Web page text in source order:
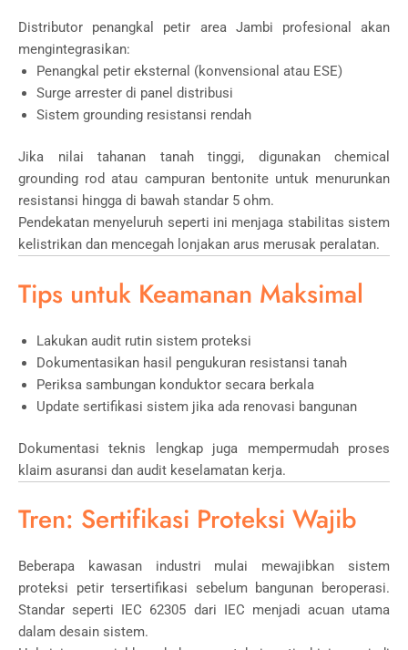
Distributor penangkal petir area Jambi profesional akan
mengintegrasikan:
Penangkal petir eksternal (konvensional atau ESE)
Surge arrester di panel distribusi
Sistem grounding resistansi rendah
Jika nilai tahanan tanah tinggi, digunakan chemical
grounding rod atau campuran bentonite untuk menurunkan
resistansi hingga di bawah standar 5 ohm.
Pendekatan menyeluruh seperti ini menjaga stabilitas sistem
kelistrikan dan mencegah lonjakan arus merusak peralatan.
Tips untuk Keamanan Maksimal
Lakukan audit rutin sistem proteksi
Dokumentasikan hasil pengukuran resistansi tanah
Periksa sambungan konduktor secara berkala
Update sertifikasi sistem jika ada renovasi bangunan
Dokumentasi teknis lengkap juga mempermudah proses
klaim asuransi dan audit keselamatan kerja.
Tren: Sertifikasi Proteksi Wajib
Beberapa kawasan industri mulai mewajibkan sistem
proteksi petir tersertifikasi sebelum bangunan beroperasi.
Standar seperti IEC 62305 dari
IEC menjadi acuan utama
dalam desain sistem.